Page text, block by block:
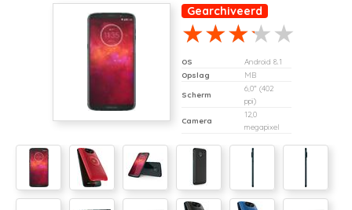
Gearchiveerd
OS
Android 8.1
Opslag
MB
Scherm
6,0" (402
ppi)
Camera
12,0
megapixel